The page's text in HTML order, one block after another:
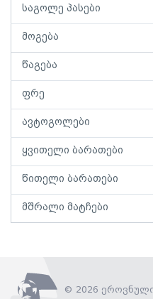
საგოლე პასები
მოგება
წაგება
ფრე
ავტოგოლები
ყვითელი ბარათები
წითელი ბარათები
მშრალი მატჩები
© 2026